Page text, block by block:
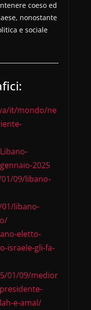
coeso ed
nonostante
e sociale
it/mondo/ne
2025
09/libano-
libano-
eletto-
israele-gli-fa-
01/09/medior
e-amal/